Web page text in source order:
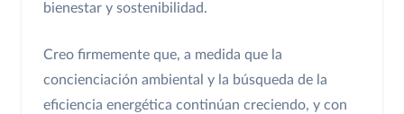
bienestar y sostenibilidad.
Creo firmemente que, a medida que la
concienciación ambiental y la búsqueda de la
eficiencia energética continúan creciendo, y con